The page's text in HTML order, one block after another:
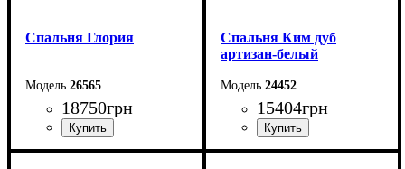
Спальня Глория
26565
18750грн
Спальня Ким дуб
артизан-белый
24452
15404грн